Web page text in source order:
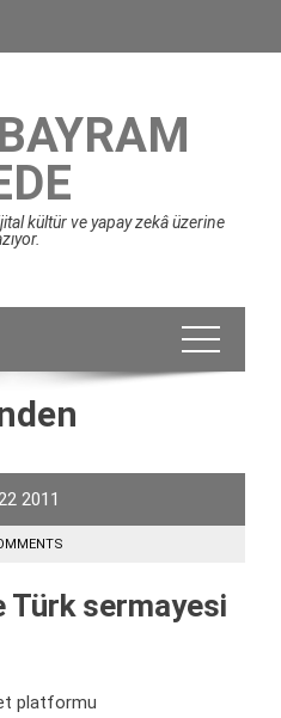
kültür ve yapay zekâ üzerine
22 2011
Türk sermayesi
platformu